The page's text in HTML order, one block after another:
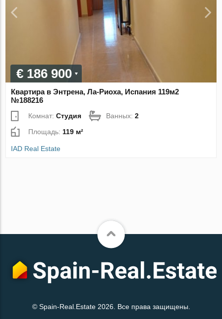
€ 186 900
Квартира в Энтрена, Ла-Риоха, Испания 119м2
№188216
Комнат:Студия Ванных:2
Площадь: 119 м²
IAD Real Estate
© Spain-Real.Estate 2026. Все права защищены.